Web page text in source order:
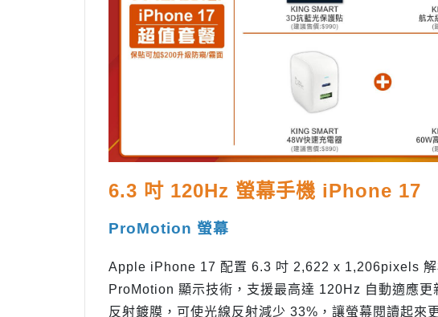
6.3 吋 120Hz 螢幕手機 iPhone 17
ProMotion 螢幕
Apple iPhone 17 配置 6.3 吋 2,622 x 1,206pixels
ProMotion 顯示技術，支援最高達 120Hz 自動適應
反射鍍膜，可使光線反射減少 33%，讓螢幕閱讀起來